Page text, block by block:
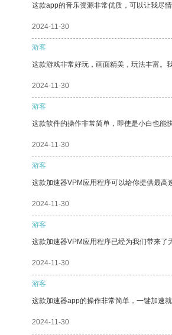
这款app的音乐资源非常优质，可以让我尽情
2024-11-30
游客
这款游戏非常好玩，画面精美，玩法丰富。
2024-11-30
游客
这款软件的操作非常简单，即使是小白也能
2024-11-30
游客
这款加速器VPM应用程序可以给你提供最高
2024-11-30
游客
这款加速器VPM应用程序已经为我们带来了
2024-11-30
游客
这款加速器app的操作非常简单，一键加速就
2024-11-30